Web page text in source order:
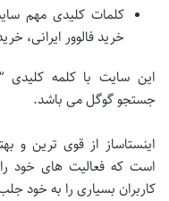
کلمات کلیدی مهم
خرید فالوور ایرانی،
این سایت با کلمه کلیدی
جستجو گوگل می باشد.
اینستاساز از قوی ترین و
کاربران بسیاری را به خود